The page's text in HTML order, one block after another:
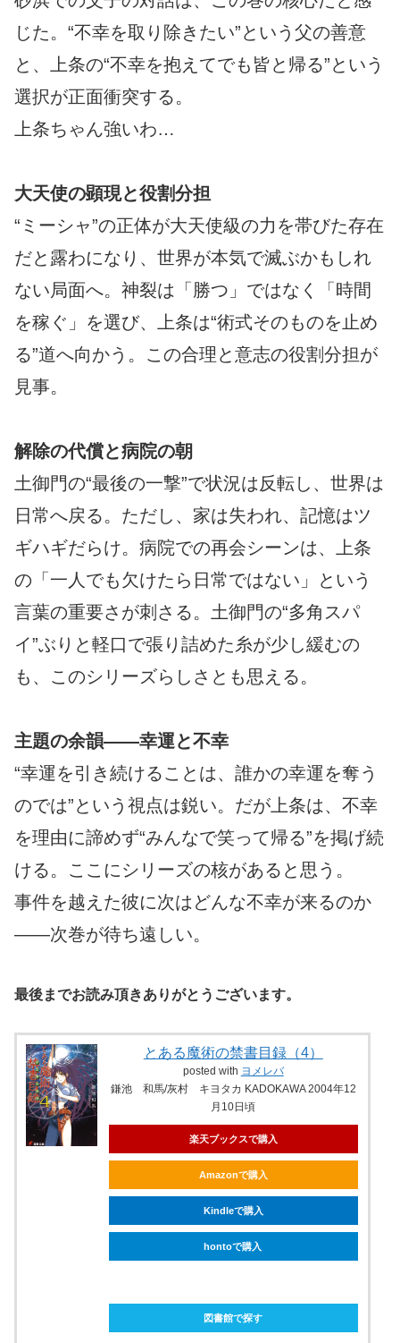
じた。“不幸を取り除きたい”という父の善意
と、上条の“不幸を抱えてでも皆と帰る”という
選択が正面衝突する。
上条ちゃん強いわ…
大天使の顕現と役割分担
“ミーシャ”の正体が大天使級の力を帯びた存在
だと露わになり、世界が本気で滅ぶかもしれ
ない局面へ。神裂は「勝つ」ではなく「時間
を稼ぐ」を選び、上条は“術式そのものを止め
る”道へ向かう。この合理と意志の役割分担が
見事。
解除の代償と病院の朝
土御門の“最後の一撃”で状況は反転し、世界は
日常へ戻る。ただし、家は失われ、記憶はツ
ギハギだらけ。病院での再会シーンは、上条
の「一人でも欠けたら日常ではない」という
言葉の重要さが刺さる。土御門の“多角スパ
イ”ぶりと軽口で張り詰めた糸が少し緩むの
も、このシリーズらしさとも思える。
主題の余韻――幸運と不幸
“幸運を引き続けることは、誰かの幸運を奪う
のでは”という視点は鋭い。だが上条は、不幸
を理由に諦めず“みんなで笑って帰る”を掲げ続
ける。ここにシリーズの核があると思う。
事件を越えた彼に次はどんな不幸が来るのか
――次巻が待ち遠しい。
最後までお読み頂きありがとうございます。
とある魔術の禁書目録（4）
posted with ヨメレバ
鎌池 和馬/灰村 キヨタカ KADOKAWA 2004年12
月10日頃
楽天ブックスで購入
Amazonで購入
Kindleで購入
hontoで購入
図書館で探す